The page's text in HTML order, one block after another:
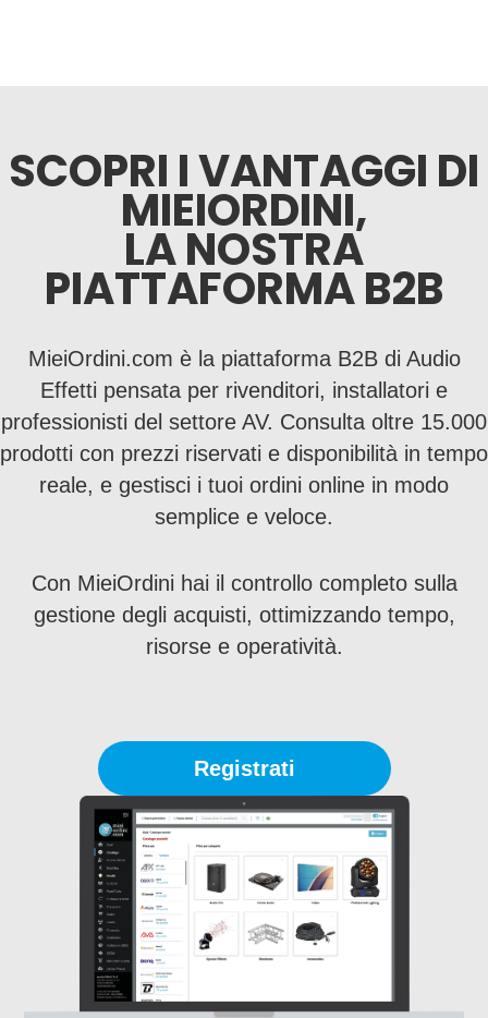
SCOPRI I VANTAGGI DI
MIEIORDINI,
LA NOSTRA
PIATTAFORMA B2B
MieiOrdini.com è la piattaforma B2B di Audio
Effetti pensata per rivenditori, installatori e
professionisti del settore AV. Consulta oltre 15.000
prodotti con prezzi riservati e disponibilità in tempo
reale, e gestisci i tuoi ordini online in modo
semplice e veloce.
Con MieiOrdini hai il controllo completo sulla
gestione degli acquisti, ottimizzando tempo,
risorse e operatività.
Registrati